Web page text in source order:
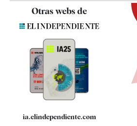
Contacto
Quiénes somos
Especificaciones
Otras webs de
ia.elindependiente.com